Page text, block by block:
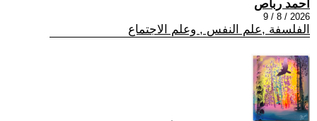
أحمد رباص
2026 / 8 / 9
الفلسفة ,علم النفس , وعلم الاجتماع